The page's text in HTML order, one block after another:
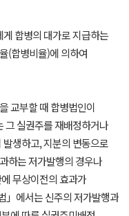
합병의 대가로 지급하는
(합병비율)에 의하여
교부할 때 합병법인이
그 실권주를 재배정하거나
생하고, 지분의 변동으로
하는 저가발행의 경우나
무상이전의 효과가
」에서는 신주의 저가발행과